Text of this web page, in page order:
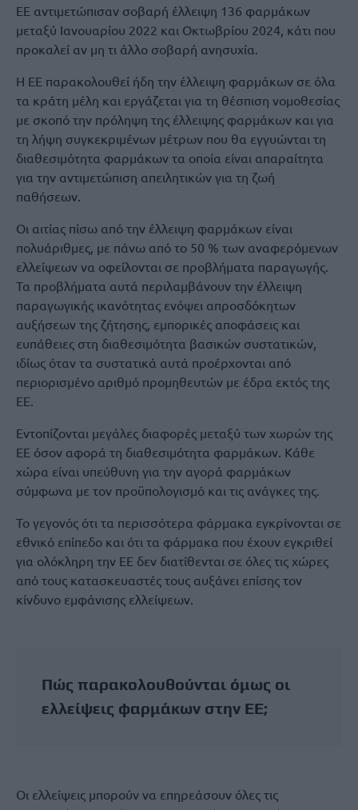
ΕΕ αντιμετώπισαν σοβαρή έλλειψη 136 φαρμάκων
μεταξύ Ιανουαρίου 2022 και Οκτωβρίου 2024, κάτι που
προκαλεί αν μη τι άλλο σοβαρή ανησυχία.
Η ΕΕ παρακολουθεί ήδη την έλλειψη φαρμάκων σε όλα
τα κράτη μέλη και εργάζεται για τη θέσπιση νομοθεσίας
με σκοπό την πρόληψη της έλλειψης φαρμάκων και για
τη λήψη συγκεκριμένων μέτρων που θα εγγυώνται τη
διαθεσιμότητα φαρμάκων τα οποία είναι απαραίτητα
για την αντιμετώπιση απειλητικών για τη ζωή
παθήσεων.
Οι αιτίας πίσω από την έλλειψη φαρμάκων είναι
πολυάριθμες, με πάνω από το 50 % των αναφερόμενων
ελλείψεων να οφείλονται σε προβλήματα παραγωγής.
Τα προβλήματα αυτά περιλαμβάνουν την έλλειψη
παραγωγικής ικανότητας ενόψει απροσδόκητων
αυξήσεων της ζήτησης, εμπορικές αποφάσεις και
ευπάθειες στη διαθεσιμότητα βασικών συστατικών,
ιδίως όταν τα συστατικά αυτά προέρχονται από
περιορισμένο αριθμό προμηθευτών με έδρα εκτός της
ΕΕ.
Εντοπίζονται μεγάλες διαφορές μεταξύ των χωρών της
ΕΕ όσον αφορά τη διαθεσιμότητα φαρμάκων. Κάθε
χώρα είναι υπεύθυνη για την αγορά φαρμάκων
σύμφωνα με τον προϋπολογισμό και τις ανάγκες της.
Το γεγονός ότι τα περισσότερα φάρμακα εγκρίνονται σε
εθνικό επίπεδο και ότι τα φάρμακα που έχουν εγκριθεί
για ολόκληρη την ΕΕ δεν διατίθενται σε όλες τις χώρες
από τους κατασκευαστές τους αυξάνει επίσης τον
κίνδυνο εμφάνισης ελλείψεων.
Πώς παρακολουθούνται όμως οι
ελλείψεις φαρμάκων στην ΕΕ;
Οι ελλείψεις μπορούν να επηρεάσουν όλες τις